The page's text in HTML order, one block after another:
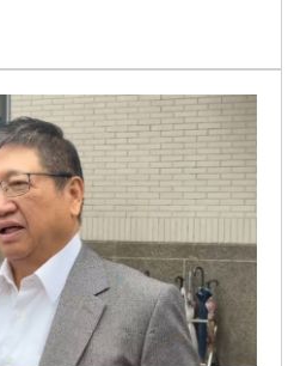
後停班停課。對此，臺灣青